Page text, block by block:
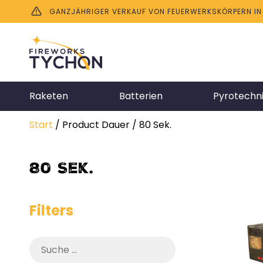
GANZJÄHRIGER VERKAUF VON FEUERWERKSKÖRPERN
Raketen Batterien
Start / Product Dauer / 80 Sek.
80 Sek.
Filters